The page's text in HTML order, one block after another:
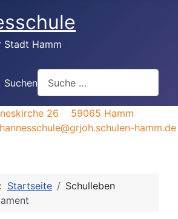
Stadt Hamm
Suchen
26 59065 Hamm
hamm.de
Startseite
Schulleben